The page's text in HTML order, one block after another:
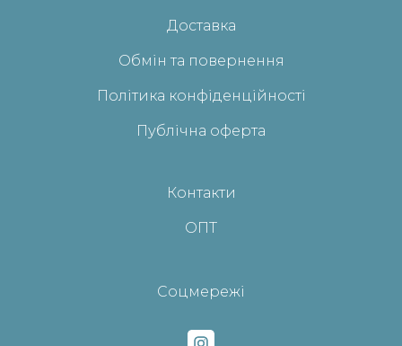
Доставка
Обмін та повернення
Політика конфіденційності
Публічна оферта
Контакти
ОПТ
Соцмережі